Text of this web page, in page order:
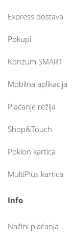
Express dostava
Pokupi
Konzum SMART
Mobilna aplikacija
Plaćanje režija
Shop&Touch
Poklon kartica
MultiPlus kartica
Info
Načini plaćanja